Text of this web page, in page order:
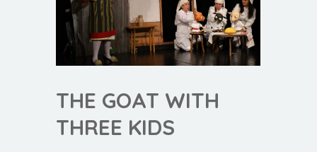
THE GOAT WITH
THREE KIDS